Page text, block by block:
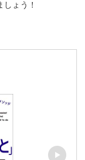
ょう！